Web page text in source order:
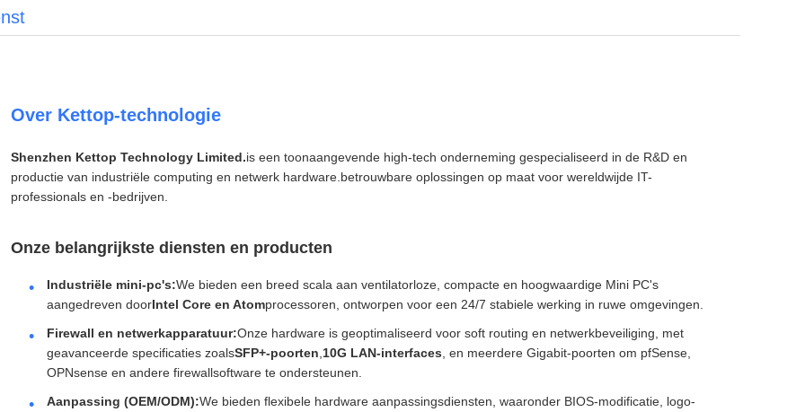
Over Kettop-technologie
Shenzhen Kettop Technology Limited.is een toonaangevende high-tech onderneming gespecialiseerd in de R&D en
productie van industriële computing en netwerk hardware.betrouwbare oplossingen op maat voor wereldwijde IT-
professionals en -bedrijven.
Onze belangrijkste diensten en producten
Industriële mini-pc's:We bieden een breed scala aan ventilatorloze, compacte en hoogwaardige Mini PC's
aangedreven doorIntel Core en Atomprocessoren, ontworpen voor een 24/7 stabiele werking in ruwe omgevingen.
Firewall en netwerkapparatuur:Onze hardware is geoptimaliseerd voor soft routing en netwerkbeveiliging, met
geavanceerde specificaties zoalsSFP+-poorten 10G LAN-interfaces , en meerdere Gigabit-poorten om pfSense,
OPNsense en andere firewallsoftware te ondersteunen.
Aanpassing (OEM/ODM):We bieden flexibele hardware aanpassingsdiensten, waaronder BIOS-modificatie, logo-